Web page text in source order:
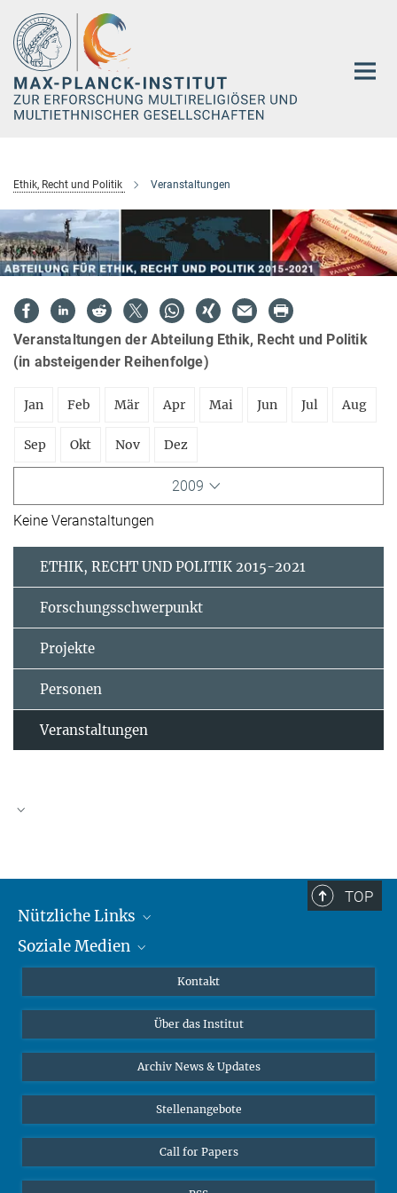
Hauptinhalt
Ethik, Recht und Politik Veranstaltungen
Veranstaltungen der Abteilung Ethik, Recht und Politik
(in absteigender Reihenfolge)
Jan Feb Mär Apr Mai Jun Jul Aug
Sep Okt Nov Dez
2009
Keine Veranstaltungen
ETHIK, RECHT UND POLITIK 2015-2021
Forschungsschwerpunkt
Projekte
Personen
Veranstaltungen
TOP
Nützliche Links
MMG Alumni Corner
Online-Vorträge
Interviews zum Thema "Diversity"
Soziale Medien
Bluesky
Kontakt
Über das Institut
Archiv News & Updates
Stellenangebote
Call for Papers